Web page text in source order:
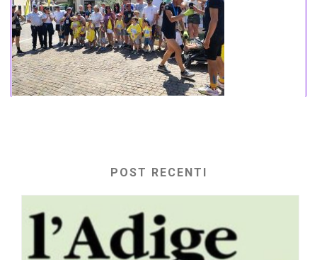
POST RECENTI